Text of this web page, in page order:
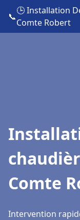
📞
🕒 Installation
Comte Robert
Comte
Intervention